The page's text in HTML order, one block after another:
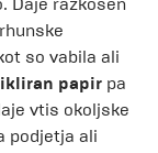
so vabila ali
papir pa
vtis okoljske
podjetja ali